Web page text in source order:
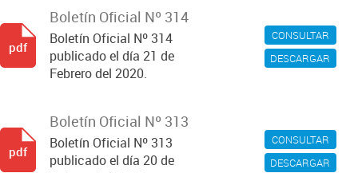
CONSULTAR
DESCARGAR
Boletín Oficial Nº 314
Boletín Oficial Nº 314
publicado el día 21 de
Febrero del 2020.
pdf
CONSULTAR
DESCARGAR
Boletín Oficial Nº 313
Boletín Oficial Nº 313
publicado el día 20 de
pdf